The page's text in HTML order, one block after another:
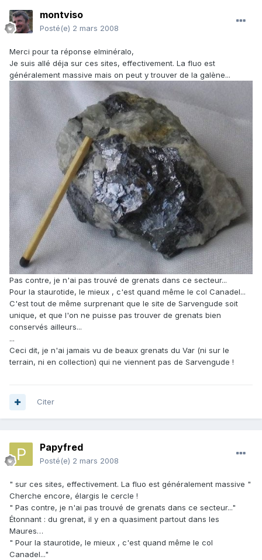
montviso
Posté(e) 2 mars 2008
Merci pour ta réponse elminéralo,
Je suis allé déja sur ces sites, effectivement. La fluo est
généralement massive mais on peut y trouver de la galène...
Pas contre, je n'ai pas trouvé de grenats dans ce secteur...
Pour la staurotide, le mieux , c'est quand même le col Canadel...
C'est tout de même surprenant que le site de Sarvengude soit
unique, et que l'on ne puisse pas trouver de grenats bien
conservés ailleurs...
...
Ceci dit, je n'ai jamais vu de beaux grenats du Var (ni sur le
terrain, ni en collection) qui ne viennent pas de Sarvengude !
Citer
Papyfred
Posté(e) 2 mars 2008
" sur ces sites, effectivement. La fluo est généralement massive "
Cherche encore, élargis le cercle !
" Pas contre, je n'ai pas trouvé de grenats dans ce secteur..."
Étonnant : du grenat, il y en a quasiment partout dans les
Maures…
" Pour la staurotide, le mieux , c'est quand même le col
Canadel..."